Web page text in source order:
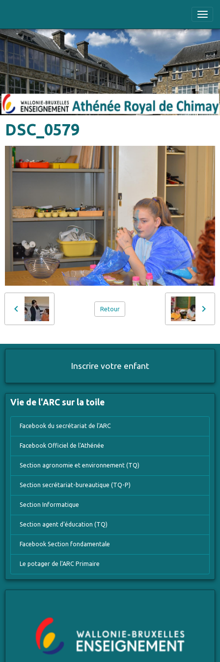
DSC_0579
Retour
Inscrire votre enfant
Vie de l'ARC sur la toile
Facebook du secrétariat de l'ARC
Facebook Officiel de l'Athénée
Section agronomie et environnement (TQ)
Section secrétariat-bureautique (TQ-P)
Section Informatique
Section agent d'éducation (TQ)
Facebook Section fondamentale
Le potager de l'ARC Primaire